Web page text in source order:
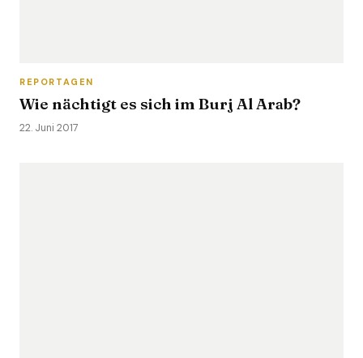
REPORTAGEN
Wie nächtigt es sich im Burj Al Arab?
22. Juni 2017